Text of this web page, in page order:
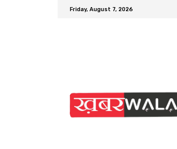
Friday, August 7, 2026